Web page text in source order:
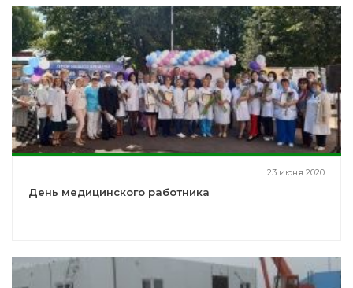
23 июня 2020
День медицинского работника